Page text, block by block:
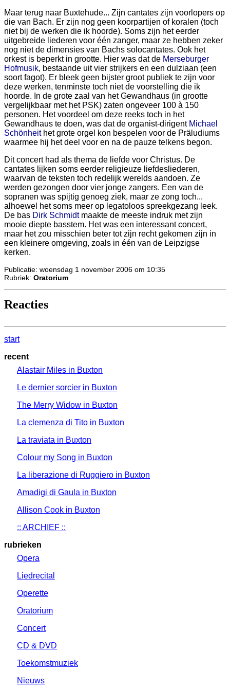
Maar terug naar Buxtehude... Zijn cantates zijn voorlopers op
die van Bach. Er zijn nog geen koorpartijen of koralen (toch
niet bij de werken die ik hoorde). Soms zijn het eerder
uitgebreide liederen voor één zanger, maar ze hebben zeker
nog niet de dimensies van Bachs solocantates. Ook het
orkest is beperkt in grootte. Hier was dat de Merseburger
Hofmusik, bestaande uit vier strijkers en een dulziaan (een
soort fagot). Er bleek geen bijster groot publiek te zijn voor
deze werken, tenminste toch niet de voorstelling die ik
hoorde. In de grote zaal van het Gewandhaus (in grootte
vergelijkbaar met het PSK) zaten ongeveer 100 à 150
personen. Het voordeel om deze reeks toch in het
Gewandhaus te doen, was dat de organist-dirigent Michael
Schönheithet grote orgel kon bespelen voor de Präludiums
waarmee hij het deel voor en na de pauze telkens begon.
Dit concert had als thema de liefde voor Christus. De
cantates lijken soms eerder religieuze liefdesliederen,
waarvan de teksten toch redelijk werelds aandoen. Ze
werden gezongen door vier jonge zangers. Een van de
sopranen was spijtig genoeg ziek, maar ze zong toch...
alhoewel het soms meer op legatoloos spreekgezang leek.
De bas Dirk Schmidtmaakte de meeste indruk met zijn
mooie diepte basstem. Het was een interessant concert,
maar het zou misschien beter tot zijn recht gekomen zijn in
een kleinere omgeving, zoals in één van de Leipzigse
kerken.
Publicatie: woensdag 1 november 2006 om 10:35
Rubriek: Oratorium
Reacties
start
recent
Alastair Miles in Buxton
Le dernier sorcier in Buxton
The Merry Widow in Buxton
La clemenza di Tito in Buxton
La traviata in Buxton
Colour my Song in Buxton
La liberazione di Ruggiero in Buxton
Amadigi di Gaula in Buxton
Allison Cook in Buxton
:: ARCHIEF ::
rubrieken
Opera
Liedrecital
Operette
Oratorium
Concert
CD & DVD
Toekomstmuziek
Nieuws